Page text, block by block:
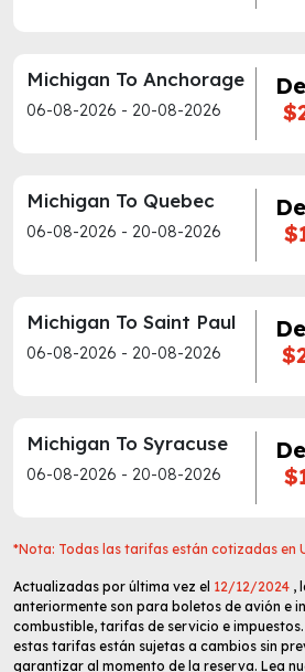
Michigan To Anchorage
06-08-2026 - 20-08-2026
Michigan To Quebec
06-08-2026 - 20-08-2026
Michigan To Saint Paul
06-08-2026 - 20-08-2026
Michigan To Syracuse
06-08-2026 - 20-08-2026
*Nota: Todas las tarifas están cotizadas en
Actualizadas por última vez el 12/12/2024 ,
anteriormente son para boletos de avión e
combustible, tarifas de servicio e
estas tarifas están sujetas a cambios sin
garantizar al momento de la reserva. Lea